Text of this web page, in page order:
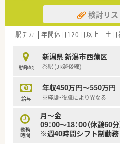
検討リ
駅チカ 年間休日120日以上 土日
勤務地
新潟県 新潟市西蒲区
巻駅 (JR越後線)
給与
年収450万円～550万円
※経験・役職により異なる
勤務
時間
月～金
09：00～18：00（休憩60分
※週40時間シフト制勤務